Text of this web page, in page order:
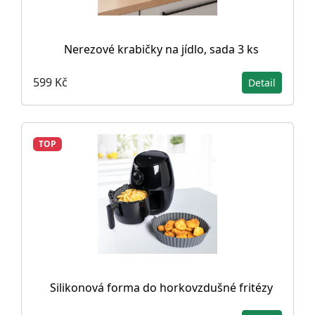
Nerezové krabičky na jídlo, sada 3 ks
599 Kč Detail
TOP
Silikonová forma do horkovzdušné fritézy